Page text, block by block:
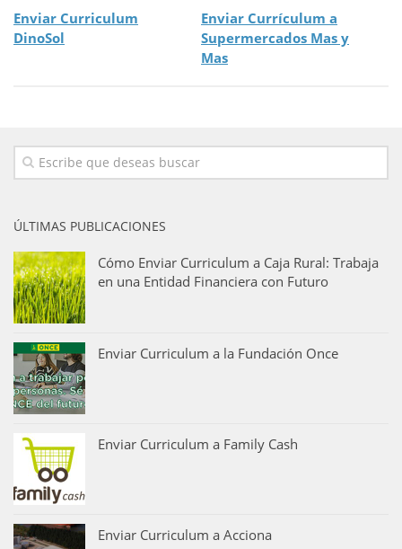
Enviar Curriculum
DinoSol
Enviar Currículum a
Supermercados Mas y
Mas
ÚLTIMAS PUBLICACIONES
Cómo Enviar Curriculum a Caja Rural: Trabaja
en una Entidad Financiera con Futuro
Enviar Curriculum a la Fundación Once
Enviar Curriculum a Family Cash
Enviar Curriculum a Acciona